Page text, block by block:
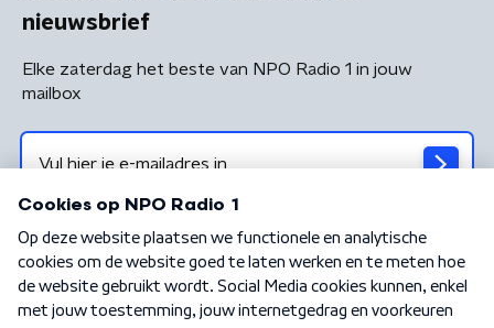
nieuwsbrief
Elke zaterdag het beste van NPO Radio 1 in jouw
mailbox
Algemene voorwaarden